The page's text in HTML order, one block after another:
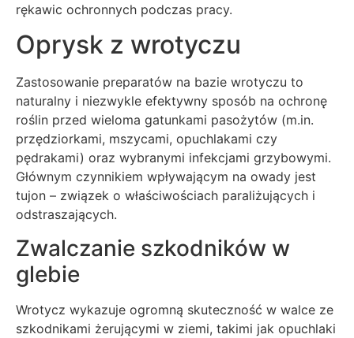
rękawic ochronnych podczas pracy.
Oprysk z wrotyczu
Zastosowanie preparatów na bazie wrotyczu to
naturalny i niezwykle efektywny sposób na ochronę
roślin przed wieloma gatunkami pasożytów (m.in.
przędziorkami, mszycami, opuchlakami czy
pędrakami) oraz wybranymi infekcjami grzybowymi.
Głównym czynnikiem wpływającym na owady jest
tujon – związek o właściwościach paraliżujących i
odstraszających.
Zwalczanie szkodników w
glebie
Wrotycz wykazuje ogromną skuteczność w walce ze
szkodnikami żerującymi w ziemi, takimi jak opuchlaki